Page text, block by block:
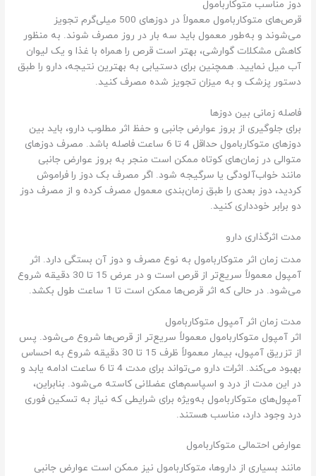
دوز مناسب متوکاربامول
قرص‌های متوکاربامول معمولاً در دوزهای 500 میلی‌گرم تجویز
می‌شوند و به‌طور معمول باید سه بار در روز مصرف شوند. به منظور
کاهش مشکلات گوارشی، بهتر است قرص را همراه با غذا و یک لیوان
آب میل نمایید. همچنین برای دستیابی به بهترین نتیجه، دارو را طبق
دستور پزشک و به میزان تجویز شده مصرف کنید.
فاصله زمانی بین دوزها
برای جلوگیری از بروز عوارض جانبی و حفظ اثر مطلوب دارو، باید بین
دوزهای متوکاربامول حداقل 4 تا 6 ساعت فاصله باشد. مصرف دوزهای
متوالی در زمان‌های کوتاه ممکن است منجر به بروز عوارض جانبی
مانند خواب‌آلودگی یا سرگیجه شود. اگر مصرف بک دوز را فراموش
کردید، دوز بعدی را طبق زمان‌بندی معمول مصرف کرده و از مصرف دوز
دو برابر خودداری کنید.
مدت اثرگذاری دارو
مدت زمان اثر متوکاربامول به نوع مصرف و دوز آن بستگی دارد. اثر
آمپول معمولاً سریع‌تر از قرص است و در عرض 15 تا 30 دقیقه شروع
می‌شود. در حالی که اثر قرص‌ها ممکن است تا 1 ساعت طول بکشد.
مدت زمان اثر آمپول متوکاربامول
اثر آمپول متوکاربامول معمولاً سریع‌تر از قرص‌ها شروع می‌شود. پس
از تزریق آمپول، بیمار معمولاً ظرف 15 تا 30 دقیقه شروع به احساس
بهبود می‌کند. اثرات دارو می‌تواند برای مدت 4 تا 6 ساعت ادامه یابد و
در این مدت از درد و اسپاسم‌های عضلانی کاسته می‌شود. بنابراین،
آمپول‌های متوکاربامول به‌ویژه برای شرایطی که نیاز به تسکین فوری
درد وجود دارد، مناسب هستند.
عوارض احتمالی متوکاربامول
مانند بسیاری از داروها، متوکاربامول نیز ممکن است عوارض جانبی